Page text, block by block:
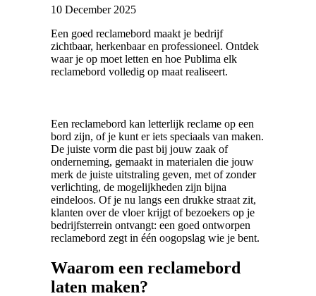
10 December 2025
Een goed reclamebord maakt je bedrijf
zichtbaar, herkenbaar en professioneel. Ontdek
waar je op moet letten en hoe Publima elk
reclamebord volledig op maat realiseert.
Een reclamebord kan letterlijk reclame op een
bord zijn, of je kunt er iets speciaals van maken.
De juiste vorm die past bij jouw zaak of
onderneming, gemaakt in materialen die jouw
merk de juiste uitstraling geven, met of zonder
verlichting, de mogelijkheden zijn bijna
eindeloos. Of je nu langs een drukke straat zit,
klanten over de vloer krijgt of bezoekers op je
bedrijfsterrein ontvangt: een goed ontworpen
reclamebord zegt in één oogopslag wie je bent.
Waarom een reclamebord
laten maken?